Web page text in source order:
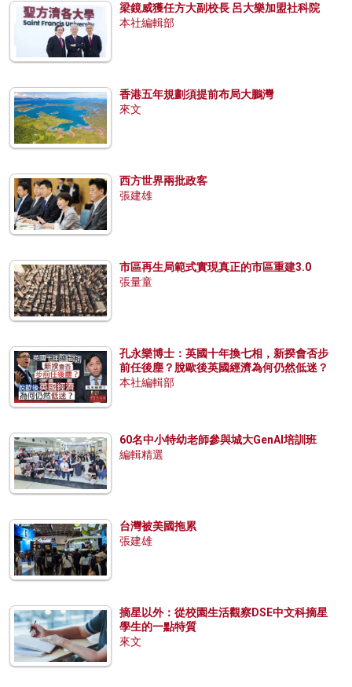
梁鏡威獲任方大副校長 呂大樂加盟社科院
本社編輯部
香港五年規劃須提前布局大鵬灣
來文
西方世界兩批政客
張建雄
市區再生局範式實現真正的市區重建3.0
張量童
孔永樂博士：英國十年換七相，新揆會否步
前任後塵？脫歐後英國經濟為何仍然低迷？
本社編輯部
60名中小特幼老師參與城大GenAI培訓班
編輯精選
台灣被美國拖累
張建雄
摘星以外：從校園生活觀察DSE中文科摘星
學生的一點特質
來文